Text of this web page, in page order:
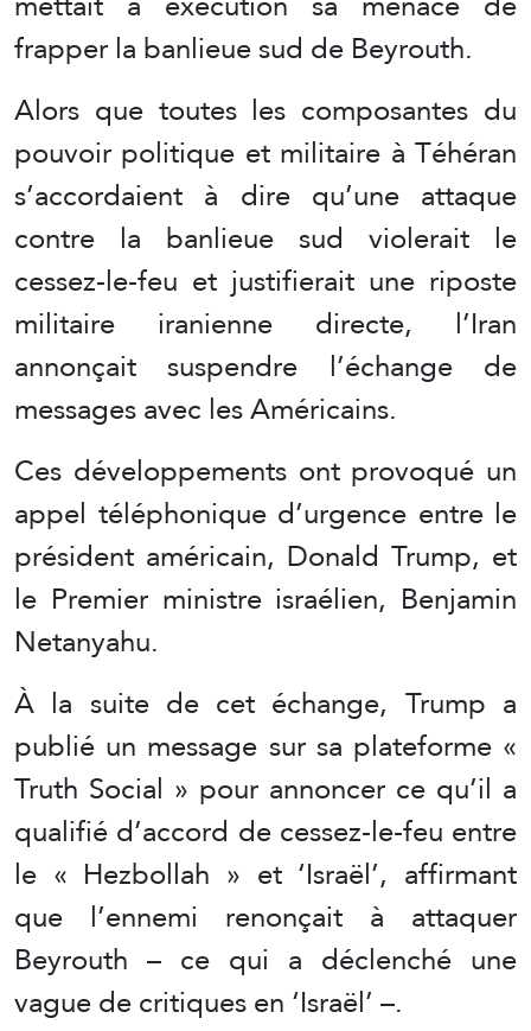
frapper la banlieue sud de Beyrouth.
Alors que toutes les composantes du
pouvoir politique et militaire à Téhéran
s’accordaient à dire qu’une attaque
contre la banlieue sud violerait le
cessez-le-feu et justifierait une riposte
militaire iranienne directe, l’Iran
annonçait suspendre l’échange de
messages avec les Américains.
Ces développements ont provoqué un
appel téléphonique d’urgence entre le
président américain, Donald Trump, et
le Premier ministre israélien, Benjamin
Netanyahu.
À la suite de cet échange, Trump a
publié un message sur sa plateforme «
Truth Social » pour annoncer ce qu’il a
qualifié d’accord de cessez-le-feu entre
le « Hezbollah » et ‘Israël’, affirmant
que l’ennemi renonçait à attaquer
Beyrouth – ce qui a déclenché une
vague de critiques en ‘Israël’ –.